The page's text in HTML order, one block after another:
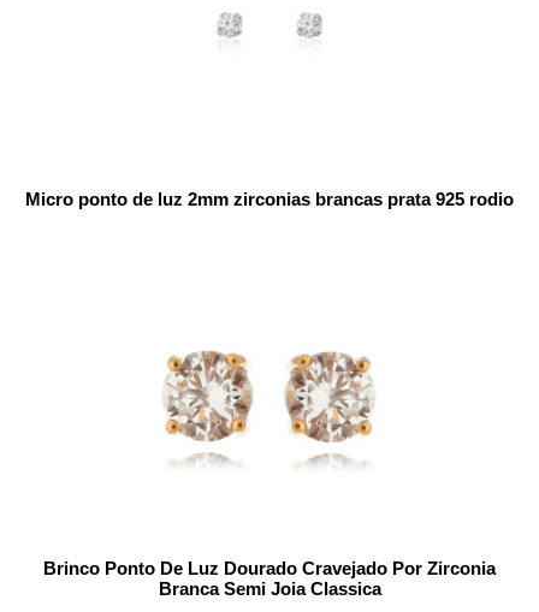
Micro ponto de luz 2mm zirconias brancas prata 925 rodio
Brinco Ponto De Luz Dourado Cravejado Por Zirconia
Branca Semi Joia Classica